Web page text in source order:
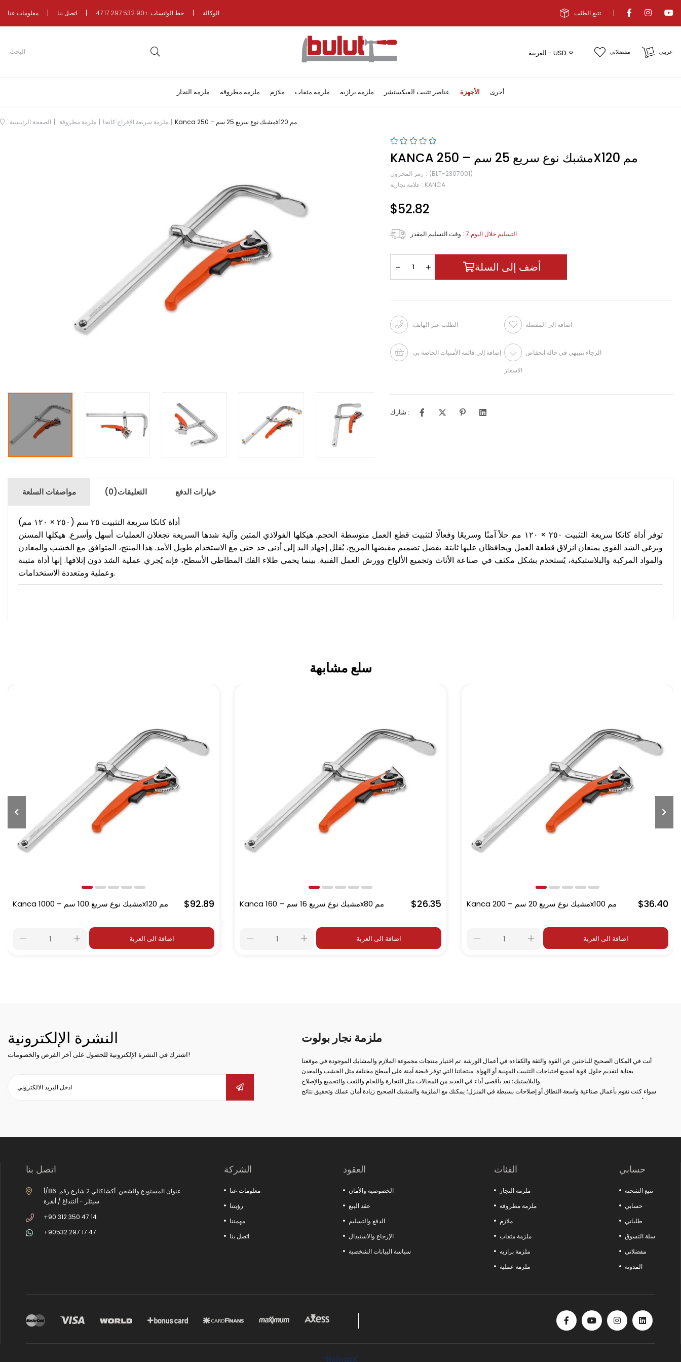
معلومات عنا اتصل بنا خط الواتساب: +90 532 297 17 47 الوكالة تتبع الطلب
عربتي مفضلاتي العربية - USD
ملزمة النجار ملزمة مطروقة ملازم ملزمة مثقاب ملزمة برازيه عناصر تثبيت الفيكستشر الأجهزة أخرى
الصفحة الرئيسية ملزمة مطروقة ملزمة سريعة الإفراج كانجا Kanca مشبك نوع سريع 25 سم – 250x120 مم
KANCA مشبك نوع سريع 25 سم – 250X120 مم
رمز المخزون
(BLT-2307001)
علامة تجارية : KANCA
$52.82
وقت التسليم المقدر : 7 التسليم خلال اليوم
الطلب عبر الهاتف اضافة الى المفضلة
إضافة إلى قائمة الأمنيات الخاصة بي الرجاء تنبيهي في حالة انخفاض
الاسعار
شارك :
مواصفات السلعة التعليقات(0) خيارات الدفع
أداة كانكا سريعة التثبيت ٢٥ سم (٢٥٠ × ١٢٠ مم)
توفر أداة كانكا سريعة التثبيت ٢٥٠ × ١٢٠ مم حلاً آمنًا وسريعًا وفعالًا لتثبيت قطع العمل متوسطة الحجم. هيكلها الفولاذي المتين وآلية شدها السريعة تجعلان العمليات أسهل وأسرع. هيكلها المسنن
وبرغي الشد القوي يمنعان انزلاق قطعة العمل ويحافظان عليها ثابتة. بفضل تصميم مقبضها المريح، يُقلل إجهاد اليد إلى أدنى حد حتى مع الاستخدام طويل الأمد. هذا المنتج، المتوافق مع الخشب والمعادن
والمواد المركبة والبلاستيكية، يُستخدم بشكل مكثف في صناعة الأثاث وتجميع الألواح وورش العمل الفنية. بينما يحمي طلاء الفك المطاطي الأسطح، فإنه يُجري عملية الشد دون إتلافها. إنها أداة متينة
وعملية ومتعددة الاستخدامات.
سلع مشابهة
Kanca مشبك نوع سريع 100 سم – 1000x120 مم $92.89
اضافة الى العربة
Kanca مشبك نوع سريع 16 سم – 160x80 مم $26.35
اضافة الى العربة
Kanca مشبك نوع سريع 20 سم – 200x100 مم $36.40
اضافة الى العربة
النشرة الإلكترونية
اشترك في النشرة الإلكترونية للحصول على آخر الفرص والخصومات!
ملزمة نجار بولوت
أنت في المكان الصحيح للباحثين عن القوة والثقة والكفاءة في أعمال الورشة. تم اختيار منتجات مجموعة الملازم والمشابك الموجودة في موقعنا
بعناية لتقديم حلول قوية لجميع احتياجات التثبيت المهنية أو الهواة. منتجاتنا التي توفر قبضة آمنة على أسطح مختلفة مثل الخشب والمعدن
والبلاستيك؛ تعد بأقصى أداء في العديد من المجالات مثل النجارة واللحام والثقب والتجميع والإصلاح.
سواء كنت تقوم بأعمال صناعية واسعة النطاق أو إصلاحات بسيطة في المنزل؛ يمكنك مع الملزمة والمشبك الصحيح زيادة أمان عملك وتحقيق نتائج
أكثر دقة. في مجموعة منتجاتنا الواسعة من الملازم المطروقة إلى ملازم المثقاب، ومن ملازم السكك الحديدية إلى ملازم صانع الغلايات، يمكنك
اتصل بنا
عنوان المستودع والشحن: أكشاكالي 2 شارع رقم: 86/أ
سيتلر - ألتنداغ / أنقرة
+90 312 350 47 14
+90532 297 17 47
الشركة
معلومات عنا
رؤيتنا
مهمتنا
اتصل بنا
العقود
الخصوصية والأمان
عقد البيع
الدفع والتسليم
الإرجاع والاستبدال
سياسة البيانات الشخصية
الفئات
ملزمة النجار
ملزمة مطروقة
ملازم
ملزمة مثقاب
ملزمة برازيه
ملزمة عملية
حسابي
تتبع الشحنة
حسابي
طلباتي
سلة التسوق
مفضلاتي
المدونة